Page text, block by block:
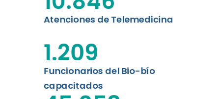
Atenciones de Telemedicina
Funcionarios del Bio-bío
capacitados
1.209